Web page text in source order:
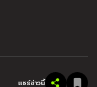
แชร์ข่าวนี้